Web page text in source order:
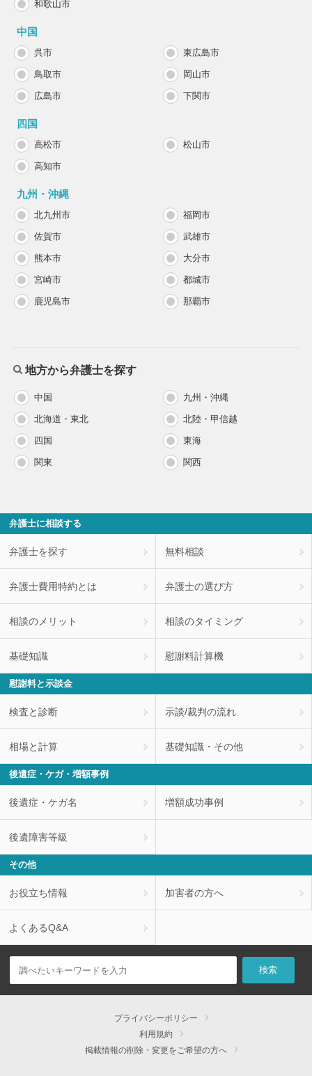
和歌山市
中国
呉市 東広島市
鳥取市 岡山市
広島市 下関市
四国
高松市 松山市
高知市
九州・沖縄
北九州市 福岡市
佐賀市 武雄市
熊本市 大分市
宮崎市 都城市
鹿児島市 那覇市
地方から弁護士を探す
中国 九州・沖縄
北海道・東北 北陸・甲信越
四国 東海
関東 関西
弁護士に相談する
弁護士を探す 無料相談
弁護士費用特約とは 弁護士の選び方
相談のメリット 相談のタイミング
基礎知識 慰謝料計算機
慰謝料と示談金
検査と診断 示談/裁判の流れ
相場と計算 基礎知識・その他
後遺症・ケガ・増額事例
後遺症・ケガ名 増額成功事例
後遺障害等級
その他
お役立ち情報 加害者の方へ
よくあるQ&A
プライバシーポリシー
利用規約
掲載情報の削除・変更をご希望の方へ